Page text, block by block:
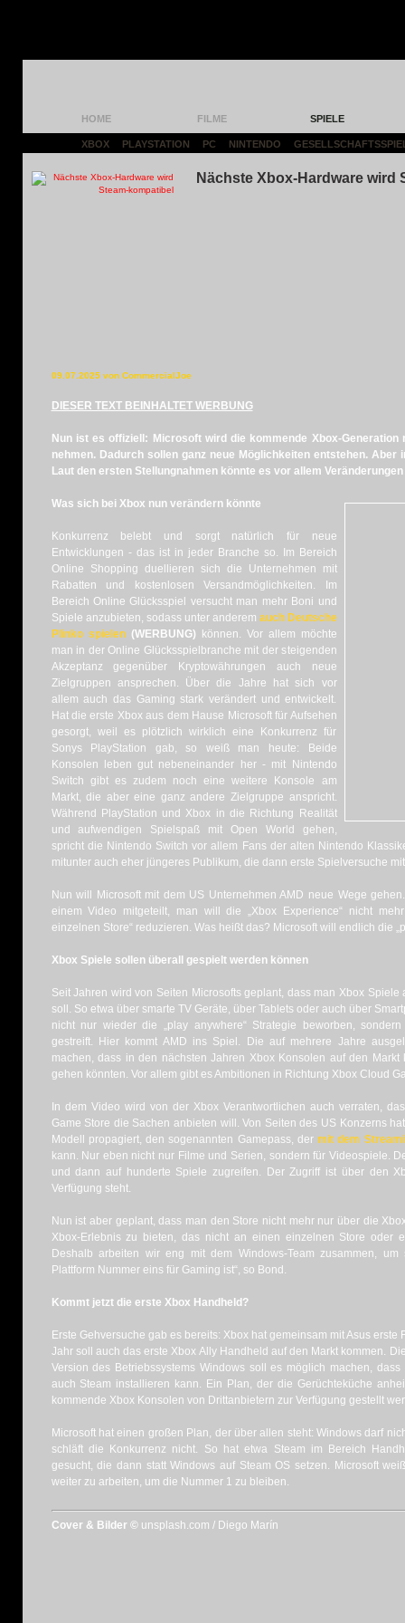
HOME FILME SPIELE
XBOX PLAYSTATION PC NINTENDO
Nächste Xbox-Hardware wird
09.07.2025 von CommercialJoe
DIESER TEXT BEINHALTET WERBUNG
Nun ist es offiziell: Microsoft wird die kommende Xbox-
nehmen. Dadurch sollen ganz neue Möglichkeiten entstehen. Aber
Laut den ersten Stellungnahmen könnte es vor allem
Was sich bei Xbox nun verändern könnte
Konkurrenz belebt und sorgt natürlich für neue
Entwicklungen - das ist in jeder Branche so. Im Bereich
Online Shopping duellieren sich die Unternehmen mit
Rabatten und kostenlosen Versandmöglichkeiten. Im
Bereich Online Glücksspiel versucht man mehr Boni und
Spiele anzubieten, sodass unter anderem auch Deutsche
Plinko spielen (WERBUNG)
können. Vor allem möchte
man in der Online Glücksspielbranche mit der steigenden
Akzeptanz gegenüber Kryptowährungen auch neue
Zielgruppen ansprechen. Über die Jahre hat sich vor
allem auch das Gaming stark verändert und entwickelt.
Hat die erste Xbox aus dem Hause Microsoft für Aufsehen
gesorgt, weil es plötzlich wirklich eine Konkurrenz für
Sonys PlayStation gab, so weiß man heute: Beide
Konsolen leben gut nebeneinander her - mit Nintendo
Switch gibt es zudem noch eine weitere Konsole am
Markt, die aber eine ganz andere Zielgruppe anspricht.
Während PlayStation und Xbox in die Richtung Realität
und aufwendigen Spielspaß mit Open World gehen,
spricht die Nintendo Switch vor allem Fans der alten Nintendo
mitunter auch eher jüngeres Publikum, die dann erste Spielversuche
Nun will Microsoft mit dem US Unternehmen AMD neue Wege
einem Video mitgeteilt, man will die „Xbox Experience“ nicht
einzelnen Store“ reduzieren. Was heißt das? Microsoft will endlich die
Xbox Spiele sollen überall gespielt werden können
Seit Jahren wird von Seiten Microsofts geplant, dass man Xbox
soll. So etwa über smarte TV Geräte, über Tablets oder auch über
nicht nur wieder die „play anywhere“ Strategie beworben,
gestreift. Hier kommt AMD ins Spiel. Die auf mehrere Jahre
machen, dass in den nächsten Jahren Xbox Konsolen auf den
gehen könnten. Vor allem gibt es Ambitionen in Richtung Xbox Cloud
In dem Video wird von der Xbox Verantwortlichen auch verraten,
Game Store die Sachen anbieten will. Von Seiten des US Konzerns
Modell propagiert, den sogenannten Gamepass, dermit dem
kann. Nur eben nicht nur Filme und Serien, sondern für Videospiele.
und dann auf hunderte Spiele zugreifen. Der Zugriff ist über den
Verfügung steht.
Nun ist aber geplant, dass man den Store nicht mehr nur über die
Xbox-Erlebnis zu bieten, das nicht an einen einzelnen Store oder
Deshalb arbeiten wir eng mit dem Windows-Team zusammen,
Plattform Nummer eins für Gaming ist“, so Bond.
Kommt jetzt die erste Xbox Handheld?
Erste Gehversuche gab es bereits: Xbox hat gemeinsam mit Asus
Jahr soll auch das erste Xbox Ally Handheld auf den Markt kommen.
Version des Betriebssystems Windows soll es möglich machen,
auch Steam installieren kann. Ein Plan, der die Gerüchteküche
kommende Xbox Konsolen von Drittanbietern zur Verfügung gestellt
Microsoft hat einen großen Plan, der über allen steht: Windows darf
schläft die Konkurrenz nicht. So hat etwa Steam im Bereich
gesucht, die dann statt Windows auf Steam OS setzen. Microsoft
weiter zu arbeiten, um die Nummer 1 zu bleiben.
Cover & Bilder © unsplash.com / Diego Marín